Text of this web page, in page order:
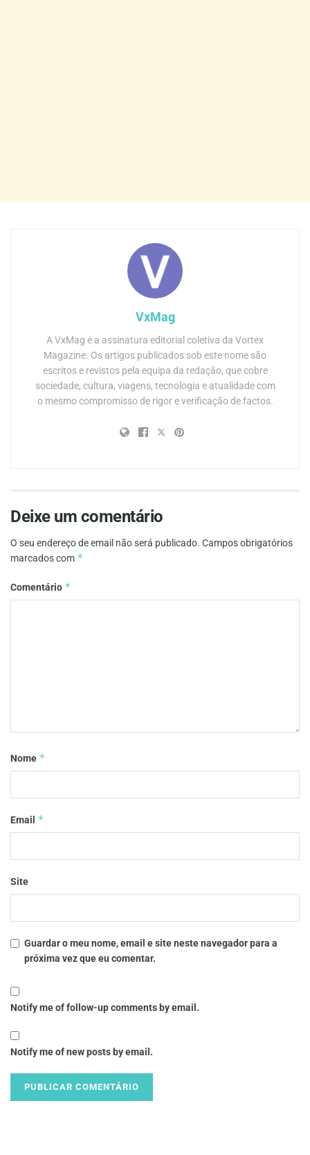
VxMag
A VxMag é a assinatura editorial coletiva da Vortex
Magazine. Os artigos publicados sob este nome são
escritos e revistos pela equipa da redação, que cobre
sociedade, cultura, viagens, tecnologia e atualidade com
o mesmo compromisso de rigor e verificação de factos.
Deixe um comentário
O seu endereço de email não será publicado. Campos obrigatórios
marcados com *
Comentário *
Nome *
Email *
Site
Guardar o meu nome, email e site neste navegador para a
próxima vez que eu comentar.
Notify me of follow-up comments by email.
Notify me of new posts by email.